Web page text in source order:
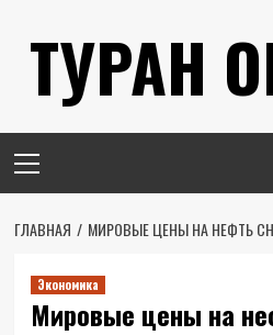
содержимому
ТУРАН
меню
ГЛАВНАЯ МИРОВЫЕ ЦЕНЫ НА НЕФТЬ
Экономика
Мировые цены на